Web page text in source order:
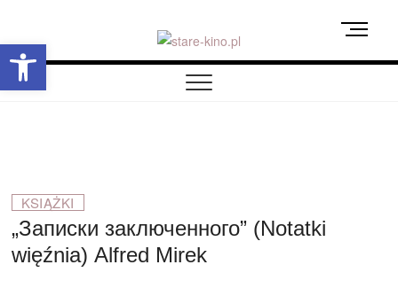
content
stare-kino.pl
ZAPRASZAMY
M
n
KSIĄŻKI
„Записки заключенного” (Notatki
więźnia) Alfred Mirek
Otwórz pasek narzędzi